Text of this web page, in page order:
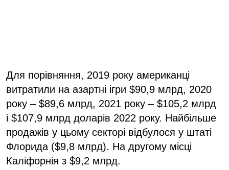
Для порівняння, 2019 року американці
витратили на азартні ігри $90,9 млрд, 2020
року – $89,6 млрд, 2021 року – $105,2 млрд
і $107,9 млрд доларів 2022 року. Найбільше
продажів у цьому секторі відбулося у штаті
Флорида ($9,8 млрд). На другому місці
Каліфорнія з $9,2 млрд.